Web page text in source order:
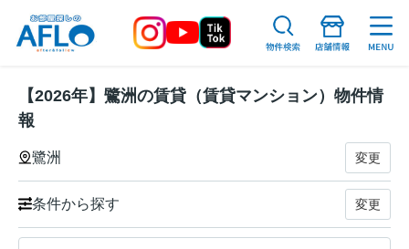
【2026年】鷺洲の賃貸（賃貸マンション）物件情
報
鷺洲 変更
条件から探す 変更